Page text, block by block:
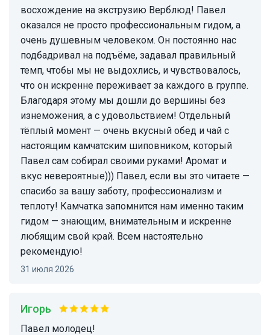
восхождение на экструзию Верблюд! Павел
оказался не просто профессиональным гидом, а
очень душевным человеком. Он постоянно нас
подбадривал на подъёме, задавал правильный
темп, чтобы мы не выдохлись, и чувствовалось,
что он искренне переживает за каждого в группе.
Благодаря этому мы дошли до вершины без
изнеможения, а с удовольствием! Отдельный
тёплый момент — очень вкусный обед и чай с
настоящим камчатским шиповником, который
Павел сам собирал своими руками! Аромат и
вкус невероятные))) Павел, если вы это читаете —
спасибо за вашу заботу, профессионализм и
теплоту! Камчатка запомнится нам именно таким
гидом — знающим, внимательным и искренне
любящим свой край. Всем настоятельно
рекомендую!
31 июля 2026
Игорь
Павел молодец!